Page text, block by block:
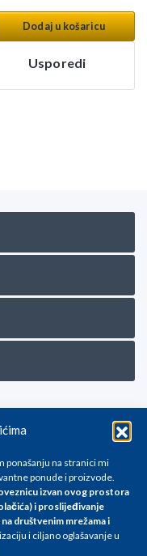
ponašanju na stranici mi
ponude i proizvode.
izvan ovog prostora
i proslijeđivanje
društvenim mrežama i
i ciljano oglašavanje u
Dodaj u košaricu
Usporedi
nam se na
karaktera i podložne su
i uključuju PDV. Sve